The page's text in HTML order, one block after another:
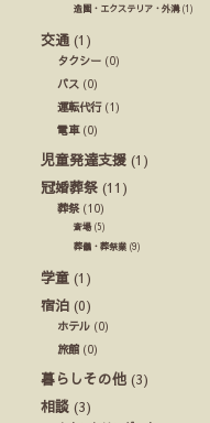
造園・エクステリア・外溝(1)
交通 (1)
タクシー (0)
バス (0)
運転代行(1)
電車(0)
児童発達支援 (1)
冠婚葬祭 (11)
葬祭(10)
斎場(5)
葬儀・葬祭業 (9)
学童 (1)
宿泊 (0)
ホテル (0)
旅館 (0)
暮らしその他 (3)
相談 (3)